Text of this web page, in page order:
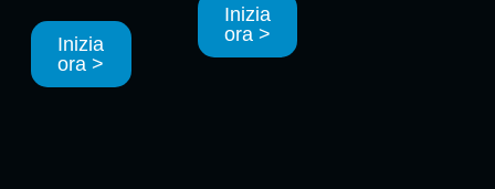
Inizia
ora >
Inizia
ora >